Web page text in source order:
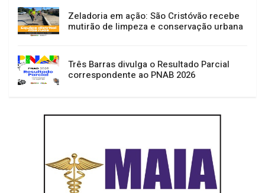
Zeladoria em ação: São Cristóvão recebe
mutirão de limpeza e conservação urbana
Três Barras divulga o Resultado Parcial
correspondente ao PNAB 2026